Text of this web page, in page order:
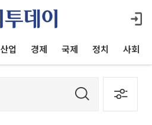
산업 경제 국제 정치 사회